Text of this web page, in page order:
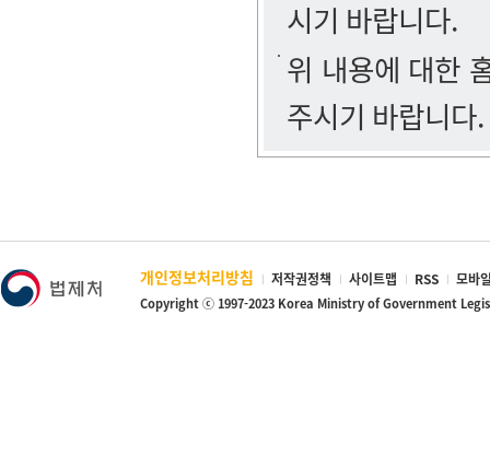
시기 바랍니다.
위 내용에 대한
주시기 바랍니다.
개인정보처리방침 저작권정책 사이트맵 RSS 모바
Copyright ⓒ 1997-2023 Korea Ministry of Government